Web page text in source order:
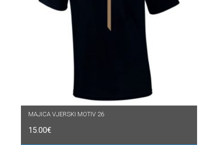
MAJICA VJERSKI MOTIV 26
15.00€